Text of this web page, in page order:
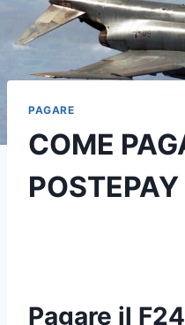
PAGARE
COME
POSTEPAY
Pagare il